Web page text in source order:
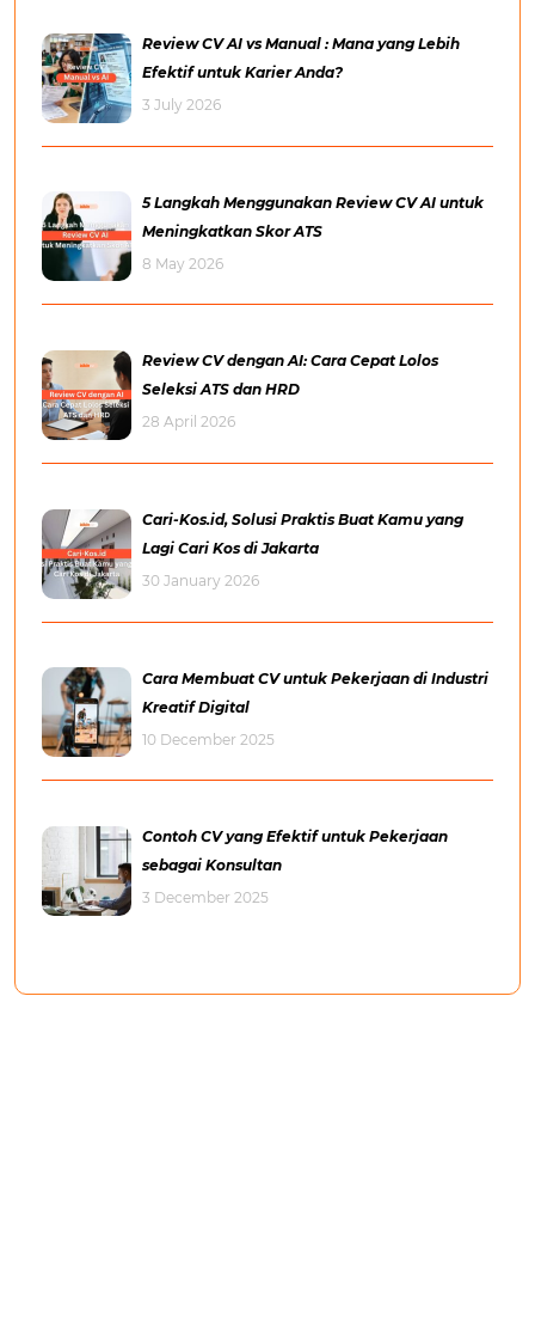
Review CV AI vs Manual : Mana yang Lebih
Efektif untuk Karier Anda?
3 July 2026
5 Langkah Menggunakan Review CV AI untuk
Meningkatkan Skor ATS
8 May 2026
Review CV dengan AI: Cara Cepat Lolos
Seleksi ATS dan HRD
28 April 2026
Cari-Kos.id, Solusi Praktis Buat Kamu yang
Lagi Cari Kos di Jakarta
30 January 2026
Cara Membuat CV untuk Pekerjaan di Industri
Kreatif Digital
10 December 2025
Contoh CV yang Efektif untuk Pekerjaan
sebagai Konsultan
3 December 2025